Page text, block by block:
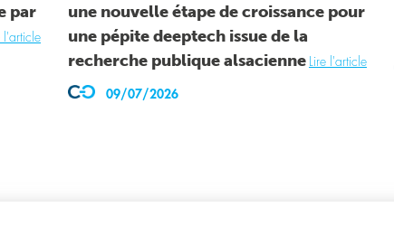
par
l'article
une nouvelle étape de croissance pour
une pépite deeptech issue de la
recherche publique alsacienne
Lire l'article
09/07/2026